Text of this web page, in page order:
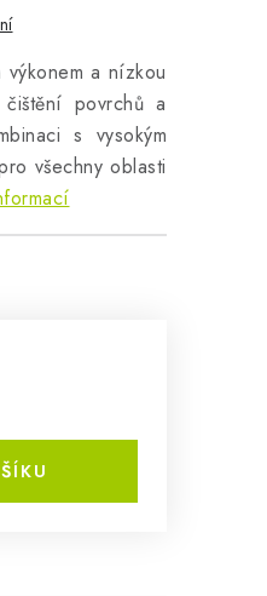
a nízkou
povrchů a
s vysokým
všechny oblasti